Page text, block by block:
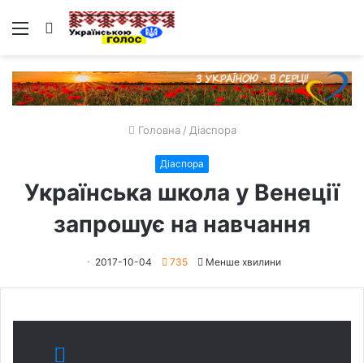
Меню Пошук
Головна / Діаспора
Діаспора
Українська школа у Венеції
запрошує на навчання
2017-10-04 735 Менше хвилини